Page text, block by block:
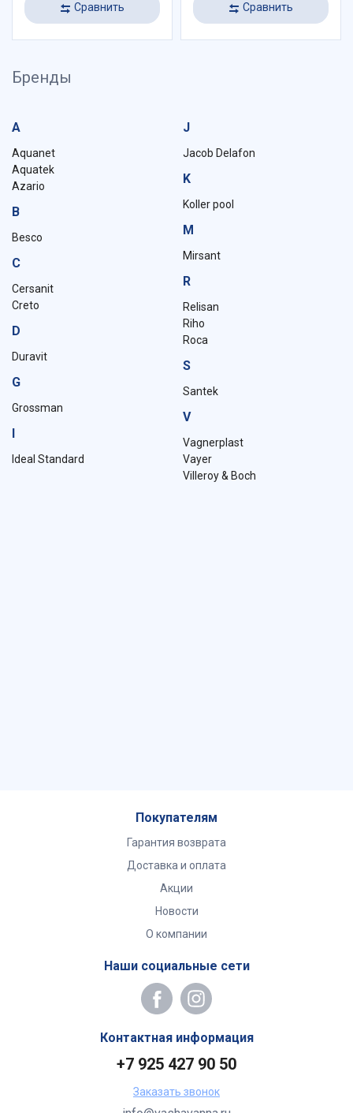
Сравнить Сравнить
Бренды
A
Aquanet
Aquatek
Azario
B
Besco
C
Cersanit
Creto
D
Duravit
G
Grossman
I
Ideal Standard
J
Jacob Delafon
K
Koller pool
M
Mirsant
R
Relisan
Riho
Roca
S
Santek
V
Vagnerplast
Vayer
Villeroy & Boch
Покупателям
Гарантия возврата
Доставка и оплата
Акции
Новости
О компании
Наши социальные сети
Контактная информация
+7 925 427 90 50
Заказать звонок